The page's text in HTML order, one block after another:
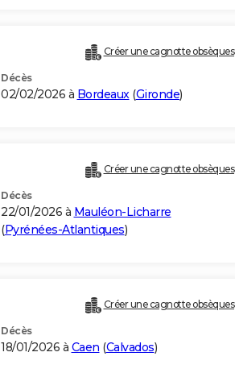
Créer une cagnotte obsèques
Décès
02/02/2026 à Bordeaux(Gironde)
Créer une cagnotte obsèques
Décès
22/01/2026 à Mauléon-Licharre
(Pyrénées-Atlantiques)
Créer une cagnotte obsèques
Décès
18/01/2026 à Caen (Calvados)